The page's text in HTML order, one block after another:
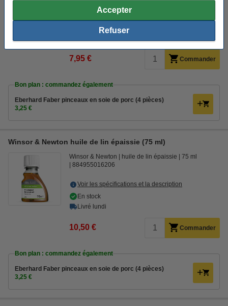
Accepter
Refuser
Voir les spécifications et la description
En stock
7,95 € Commander
Bon plan : commandez également
Eberhard Faber pinceaux en soie de porc (4 pièces)
3,25 €
Winsor & Newton huile de lin épaissie (75 ml)
Winsor & Newton huile de lin épaissie
75 ml
884955016206
Voir les spécifications et la description
En stock
Livré lundi
10,50 € Commander
Bon plan : commandez également
Eberhard Faber pinceaux en soie de porc (4 pièces)
3,25 €